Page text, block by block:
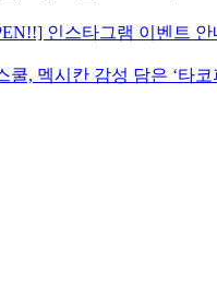
인스타그램 이벤트 안
쿨, 멕시칸 감성 담은 ‘타